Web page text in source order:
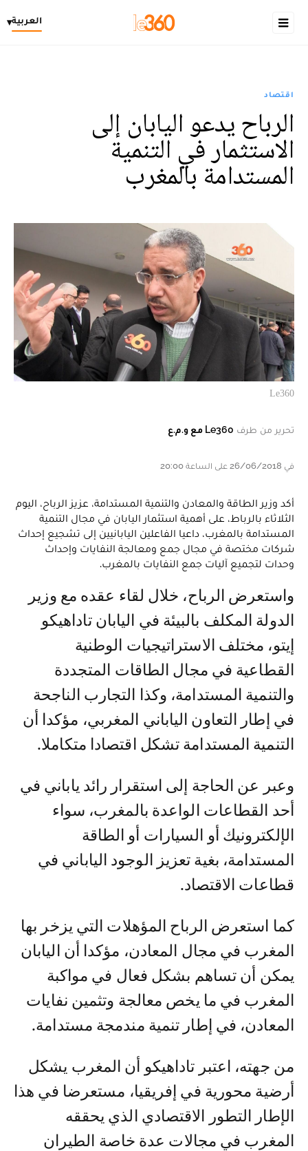
العربية▾
اقتصاد
الرباح يدعو اليابان إلى
الاستثمار في التنمية
المستدامة بالمغرب
Le360
تحرير من طرف Le360 مع و.م.ع
في 26/06/2018 على الساعة 20:00
أكد وزير الطاقة والمعادن والتنمية المستدامة، عزيز الرباح، اليوم
الثلاثاء بالرباط، على أهمية استثمار اليابان في مجال التنمية
المستدامة بالمغرب، داعيا الفاعلين اليابانيين إلى تشجيع إحداث
شركات مختصة في مجال جمع ومعالجة النفايات وإحداث
وحدات لتجميع آليات جمع النفايات بالمغرب.
واستعرض الرباح، خلال لقاء عقده مع وزير
الدولة المكلف بالبيئة في اليابان تاداهيكو
إيتو، مختلف الاستراتيجيات الوطنية
القطاعية في مجال الطاقات المتجددة
والتنمية المستدامة، وكذا التجارب الناجحة
في إطار التعاون الياباني المغربي، مؤكدا أن
التنمية المستدامة تشكل اقتصادا متكاملا.
وعبر عن الحاجة إلى استقرار رائد ياباني في
أحد القطاعات الواعدة بالمغرب، سواء
الإلكترونيك أو السيارات أو الطاقة
المستدامة، بغية تعزيز الوجود الياباني في
قطاعات الاقتصاد.
كما استعرض الرباح المؤهلات التي يزخر بها
المغرب في مجال المعادن، مؤكدا أن اليابان
يمكن أن تساهم بشكل فعال في مواكبة
المغرب في ما يخص معالجة وتثمين نفايات
المعادن، في إطار تنمية مندمجة مستدامة.
من جهته، اعتبر تاداهيكو أن المغرب يشكل
أرضية محورية في إفريقيا، مستعرضا في هذا
الإطار التطور الاقتصادي الذي يحققه
المغرب في مجالات عدة خاصة الطيران